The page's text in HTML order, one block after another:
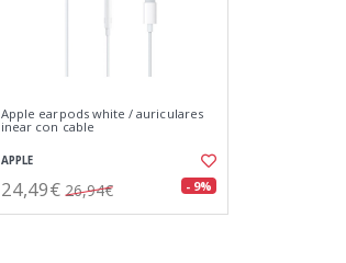
Apple earpods white / auriculares
inear con cable
APPLE
24,49€ 26,94€ - 9%